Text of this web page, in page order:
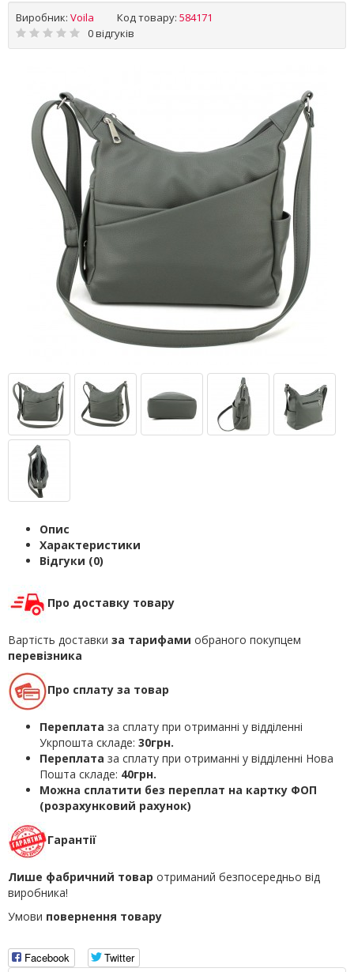
Виробник: Voila Код товару: 584171
0 відгуків
Опис
Характеристики
Відгуки (0)
Про доставку товару
Вартість доставки за тарифами обраного покупцем
перевізника
Про сплату за товар
Переплата за сплату при отриманні у відділенні
Укрпошта складе: 30грн.
Переплата за сплату при отриманні у відділенні Нова
Пошта складе: 40грн.
Можна сплатити без переплат на картку ФОП
(розрахунковий рахунок)
Гарантії
Лише фабричний товар отриманий безпосередньо від
виробника!
Умови повернення товару
Facebook Twitter